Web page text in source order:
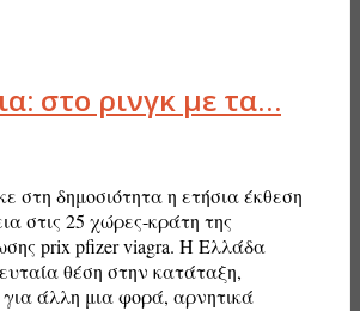
στο ρινγκ με τα…
στη δημοσιότητα η ετήσια έκθεση
στις 25 χώρες-κράτη της
prix pfizer viagra. Η Ελλάδα
θέση στην κατάταξη,
άλλη μια φορά, αρνητικά